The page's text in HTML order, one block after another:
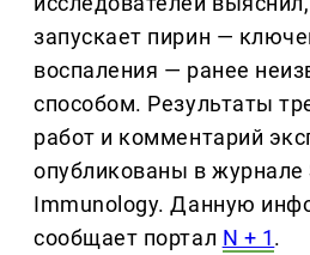
запускает пирин —
воспаления — ранее
способом. Результаты
работ и комментарий
опубликованы в журнале
Immunology. Данную
сообщает портал N + 1.